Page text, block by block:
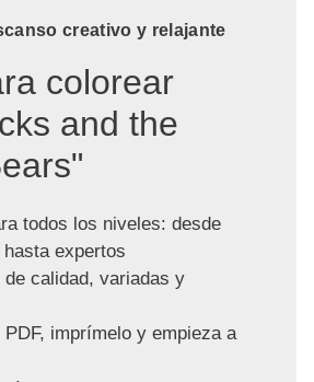
creativo y relajante
colorear
and the
todos los niveles: desde
expertos
calidad, variadas y
PDF, imprímelo y empieza a